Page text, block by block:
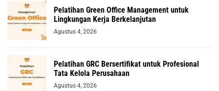
Pelatihan Green Office Management untuk
Lingkungan Kerja Berkelanjutan
Agustus 4, 2026
Pelatihan GRC Bersertifikat untuk Profesional
Tata Kelola Perusahaan
Agustus 4, 2026